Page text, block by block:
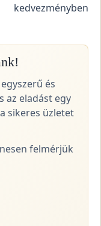
és
az eladást egy
sikeres üzletet
felmérjük